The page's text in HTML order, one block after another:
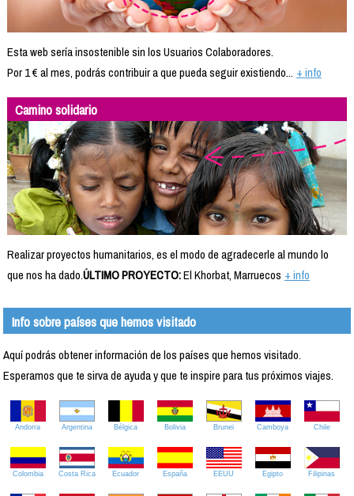
Esta web sería insostenible sin los Usuarios Colaboradores.
Por 1 € al mes, podrás contribuir a que pueda seguir existiendo... + info
Camino solidario
Realizar proyectos humanitarios, es el modo de agradecerle al mundo lo
que nos ha dado.ÚLTIMO PROYECTO:El Khorbat, Marruecos + info
Info sobre países que hemos visitado
Aquí podrás obtener información de los países que hemos visitado.
Esperamos que te sirva de ayuda y que te inspire para tus próximos viajes.
Andorra Argentina Bélgica Bolivia Brunei Camboya Chile
Colombia Costa Rica Ecuador España EEUU Egipto Filipinas